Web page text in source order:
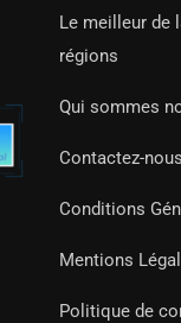
Le meilleur de
régions
Qui sommes
Contactez-nous
Conditions
Mentions
Politique de